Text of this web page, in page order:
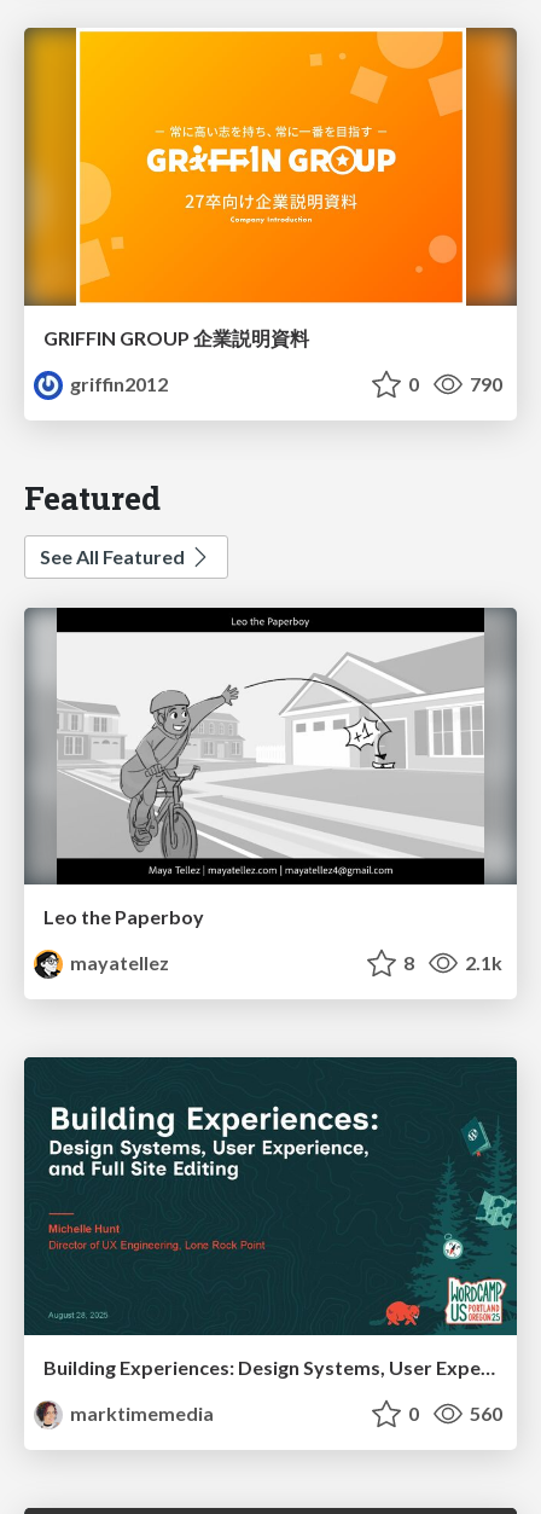
GRIFFIN GROUP 企業説明資料
griffin2012
0 790
Featured
See All Featured
Leo the Paperboy
mayatellez
8 2.1k
marktimemedia
0 560